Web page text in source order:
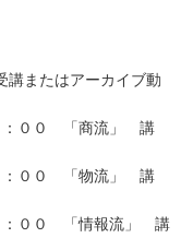
またはアーカイブ動
：００ 「商流」 講
：００ 「物流」 講
：００ 「情報流」 講